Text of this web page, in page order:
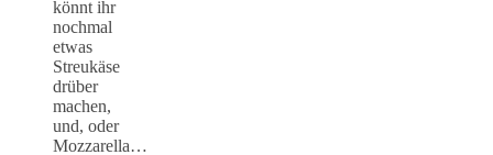
könnt ihr
nochmal
etwas
Streukäse
drüber
machen,
und, oder
Mozzarella…